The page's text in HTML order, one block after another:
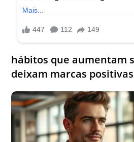
hábitos que aumentam
deixam marcas positivas